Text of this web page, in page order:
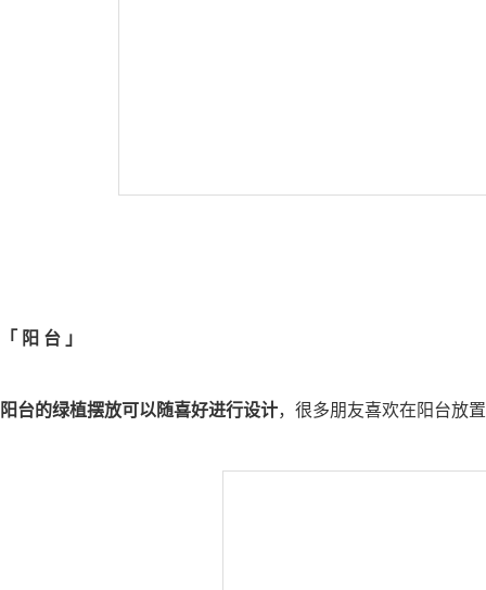
「 阳 台 」
阳台的绿植摆放可以随喜好进行设计，很多朋友喜欢在阳台放